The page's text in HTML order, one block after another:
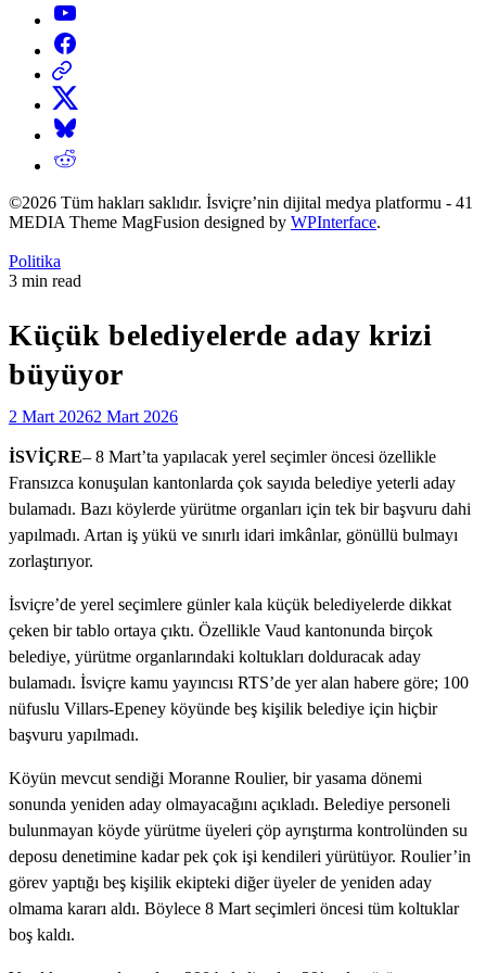
YouTube
Facebook
Threads
X
Bluesky
Reddit
©2026 Tüm hakları saklıdır. İsviçre’nin dijital medya platformu - 41
MEDIA Theme MagFusion designed by WPInterface.
Posted
in
Politika
Estimated
3 min read
Küçük belediyelerde aday krizi
büyüyor
2 Mart 20262 Mart 2026
İSVİÇRE– 8 Mart’ta yapılacak yerel seçimler öncesi özellikle
Fransızca konuşulan kantonlarda çok sayıda belediye yeterli aday
bulamadı. Bazı köylerde yürütme organları için tek bir başvuru dahi
yapılmadı. Artan iş yükü ve sınırlı idari imkânlar, gönüllü bulmayı
zorlaştırıyor.
İsviçre’de yerel seçimlere günler kala küçük belediyelerde dikkat
çeken bir tablo ortaya çıktı. Özellikle Vaud kantonunda birçok
belediye, yürütme organlarındaki koltukları dolduracak aday
bulamadı. İsviçre kamu yayıncısı RTS’de yer alan habere göre; 100
nüfuslu Villars-Epeney köyünde beş kişilik belediye için hiçbir
başvuru yapılmadı.
Köyün mevcut sendiği Moranne Roulier, bir yasama dönemi
sonunda yeniden aday olmayacağını açıkladı. Belediye personeli
bulunmayan köyde yürütme üyeleri çöp ayrıştırma kontrolünden su
deposu denetimine kadar pek çok işi kendileri yürütüyor. Roulier’in
görev yaptığı beş kişilik ekipteki diğer üyeler de yeniden aday
olmama kararı aldı. Böylece 8 Mart seçimleri öncesi tüm koltuklar
boş kaldı.